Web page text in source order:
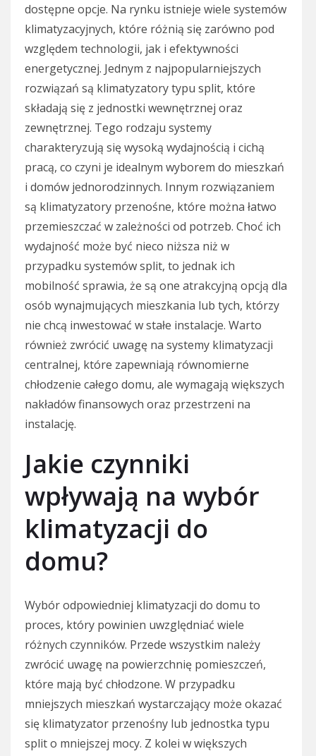
dostępne opcje. Na rynku istnieje wiele systemów
klimatyzacyjnych, które różnią się zarówno pod
względem technologii, jak i efektywności
energetycznej. Jednym z najpopularniejszych
rozwiązań są klimatyzatory typu split, które
składają się z jednostki wewnętrznej oraz
zewnętrznej. Tego rodzaju systemy
charakteryzują się wysoką wydajnością i cichą
pracą, co czyni je idealnym wyborem do mieszkań
i domów jednorodzinnych. Innym rozwiązaniem
są klimatyzatory przenośne, które można łatwo
przemieszczać w zależności od potrzeb. Choć ich
wydajność może być nieco niższa niż w
przypadku systemów split, to jednak ich
mobilność sprawia, że są one atrakcyjną opcją dla
osób wynajmujących mieszkania lub tych, którzy
nie chcą inwestować w stałe instalacje. Warto
również zwrócić uwagę na systemy klimatyzacji
centralnej, które zapewniają równomierne
chłodzenie całego domu, ale wymagają większych
nakładów finansowych oraz przestrzeni na
instalację.
Jakie czynniki
wpływają na wybór
klimatyzacji do
domu?
Wybór odpowiedniej klimatyzacji do domu to
proces, który powinien uwzględniać wiele
różnych czynników. Przede wszystkim należy
zwrócić uwagę na powierzchnię pomieszczeń,
które mają być chłodzone. W przypadku
mniejszych mieszkań wystarczający może okazać
się klimatyzator przenośny lub jednostka typu
split o mniejszej mocy. Z kolei w większych